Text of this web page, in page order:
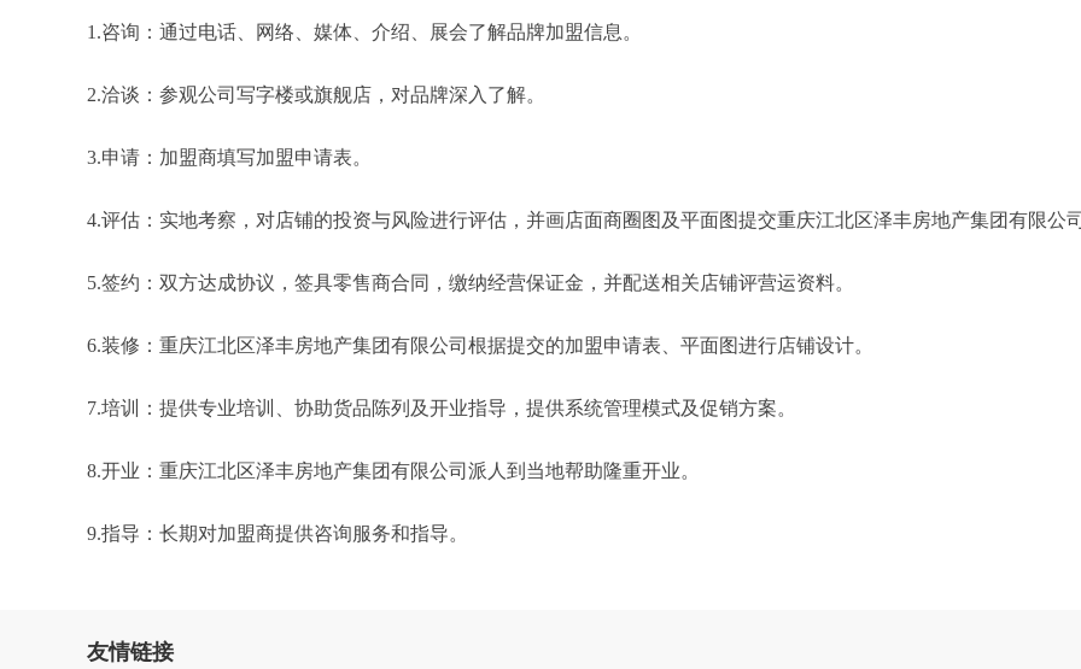
1.咨询：通过电话、网络、媒体、介绍、展会了解品牌加盟信息。
2.洽谈：参观公司写字楼或旗舰店，对品牌深入了解。
3.申请：加盟商填写加盟申请表。
4.评估：实地考察，对店铺的投资与风险进行评估，并画店面商圈图及平面图提交重庆江北区泽丰房地产集团有限公
5.签约：双方达成协议，签具零售商合同，缴纳经营保证金，并配送相关店铺评营运资料。
6.装修：重庆江北区泽丰房地产集团有限公司根据提交的加盟申请表、平面图进行店铺设计。
7.培训：提供专业培训、协助货品陈列及开业指导，提供系统管理模式及促销方案。
8.开业：重庆江北区泽丰房地产集团有限公司派人到当地帮助隆重开业。
9.指导：长期对加盟商提供咨询服务和指导。
友情链接